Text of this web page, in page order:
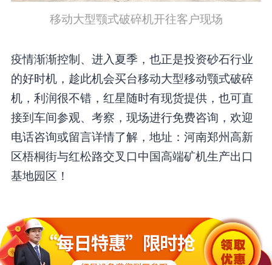
移动大型颚式破碎机开往客户现场
疫情渐渐控制、进入夏季，也正是投资砂石行业
的好时机，趁此机会买台移动大型移动颚式破碎
机，利润很不错，红星随时有现货提供，也可直
接到车间参观、考察，现场进行免费咨询，欢迎
电话咨询或留言详情了解，地址：河南郑州高新
区梧桐街与红松路交叉口中国高端矿机生产出口
基地园区！